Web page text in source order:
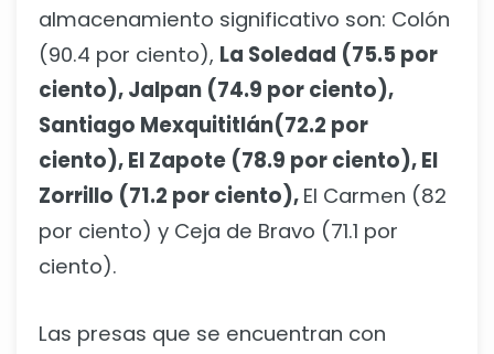
almacenamiento significativo son: Colón
(90.4 por ciento), La Soledad (75.5 por
ciento), Jalpan (74.9 por ciento),
Santiago Mexquititlán(72.2 por
ciento), El Zapote (78.9 por ciento), El
Zorrillo (71.2 por ciento), El Carmen (82
por ciento) y Ceja de Bravo (71.1 por
ciento).
Las presas que se encuentran con